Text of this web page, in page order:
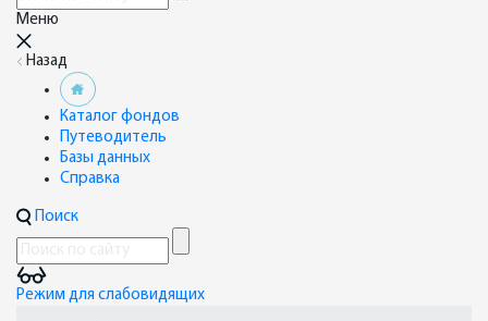
Меню
Назад
Каталог фондов
Путеводитель
Базы данных
Справка
Поиск
Режим для слабовидящих